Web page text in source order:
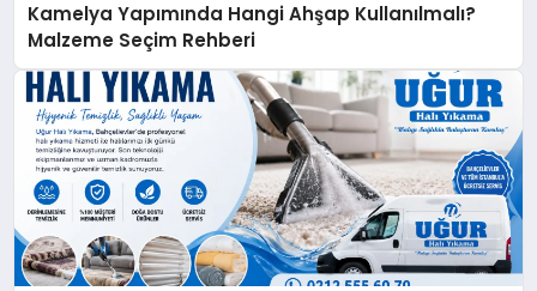
Kamelya Yapımında Hangi Ahşap Kullanılmalı?
Malzeme Seçim Rehberi